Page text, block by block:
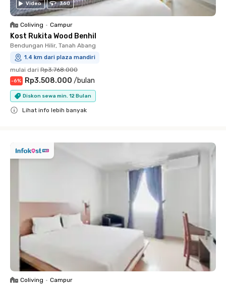
Video 360
Coliving • Campur
Kost Rukita Wood Benhil
Bendungan Hilir, Tanah Abang
1.4 km dari plaza mandiri
mulai dari Rp3.768.000
-6% Rp3.508.000 /bulan
Diskon sewa min. 12 Bulan
Lihat info lebih banyak
Coliving • Campur